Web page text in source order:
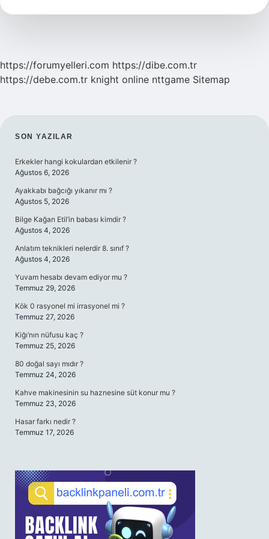
https://forumyelleri.com https://dibe.com.tr
https://debe.com.tr knight online nttgame Sitemap
SIDEBAR
SON YAZILAR
Erkekler hangi kokulardan etkilenir ?
Ağustos 6, 2026
Ayakkabı bağcığı yıkanır mı ?
Ağustos 5, 2026
Bilge Kağan Etil’in babası kimdir ?
Ağustos 4, 2026
Anlatım teknikleri nelerdir 8. sınıf ?
Ağustos 4, 2026
Yuvam hesabı devam ediyor mu ?
Temmuz 29, 2026
Kök 0 rasyonel mi irrasyonel mi ?
Temmuz 27, 2026
Kiğı’nın nüfusu kaç ?
Temmuz 25, 2026
80 doğal sayı mıdır ?
Temmuz 24, 2026
Kahve makinesinin su haznesine süt konur mu ?
Temmuz 23, 2026
Hasar farkı nedir ?
Temmuz 17, 2026